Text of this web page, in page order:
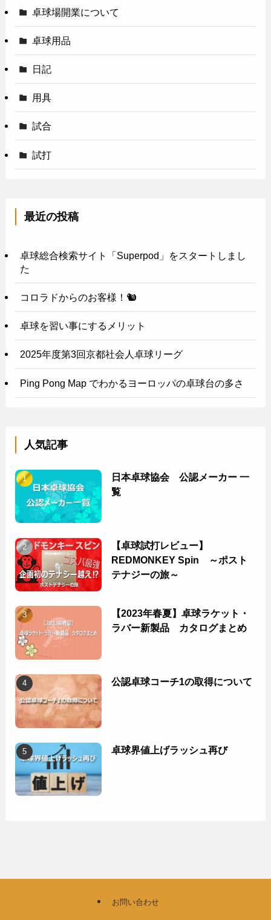
卓球場開業について
卓球用品
日記
用具
試合
試打
最近の投稿
卓球総合検索サイト「Superpod」をスタートしまし
た
コロラドからのお客様！🐿️
卓球を習い事にするメリット
2025年度第3回京都社会人卓球リーグ
Ping Pong Map でわかるヨーロッパの卓球台の多さ
人気記事
日本卓球協会 公認メーカー 一
覧
【卓球試打レビュー】
REDMONKEY Spin ～ポスト
テナジーの旅～
【2023年春夏】卓球ラケット・
ラバー新製品 カタログまとめ
公認卓球コーチ1の取得について
卓球界値上げラッシュ再び
お問い合わせ